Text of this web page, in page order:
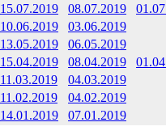
15.07.2019 08.07.2019
10.06.2019
03.06.2019
13.05.2019
06.05.2019
15.04.2019 08.04.2019
11.03.2019
04.03.2019
11.02.2019
04.02.2019
14.01.2019 07.01.2019